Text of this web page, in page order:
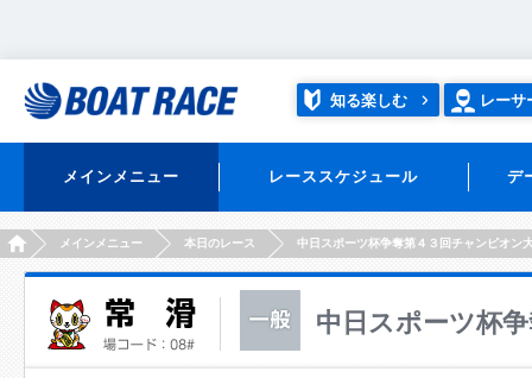
知る楽しむ レーサ
メインメニュー レーススケジュール デ
HOMEメインメニュー 本日のレース 中日スポーツ杯争奪第４３回チャンピオン
中日スポーツ杯